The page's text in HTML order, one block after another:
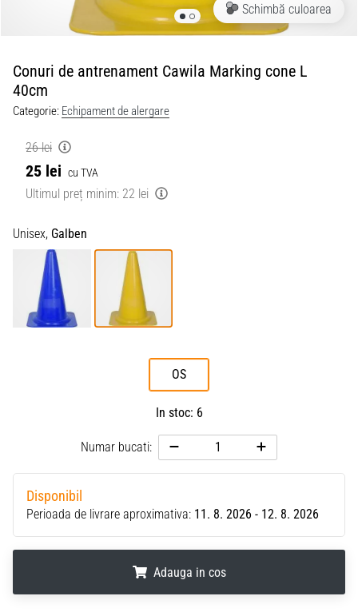
Schimbă culoarea
Conuri de antrenament Cawila Marking cone L
40cm
Categorie: Echipament de alergare
26 lei
25 lei cu TVA
Ultimul preț minim: 22 lei
Unisex, Galben
OS
In stoc: 6
Numar bucati:
Disponibil
Perioada de livrare aproximativa: 11. 8. 2026 - 12. 8. 2026
Adauga in cos